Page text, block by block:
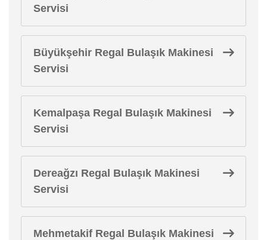
Servisi
Büyükşehir Regal Bulaşık Makinesi
Servisi
Kemalpaşa Regal Bulaşık Makinesi
Servisi
Dereağzı Regal Bulaşık Makinesi
Servisi
Mehmetakif Regal Bulaşık Makinesi